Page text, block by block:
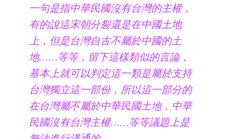
一句是指中華民國沒有台灣的主權，
有的說這宋朝分裂還是在中國土地
上，但是台灣自古不屬於中國的土
地……等等，留下這樣類似的言論，
基本上就可以判定這一類是屬於支持
台灣獨立這一部份，所以這一部分的
在台灣屬不屬於中華民國土地，中華
民國沒有台灣主權……等等議題上是